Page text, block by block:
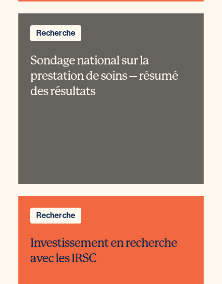
Recherche
Sondage national sur la
prestation de soins – résumé
des résultats
Recherche
Investissement en recherche
avec les IRSC